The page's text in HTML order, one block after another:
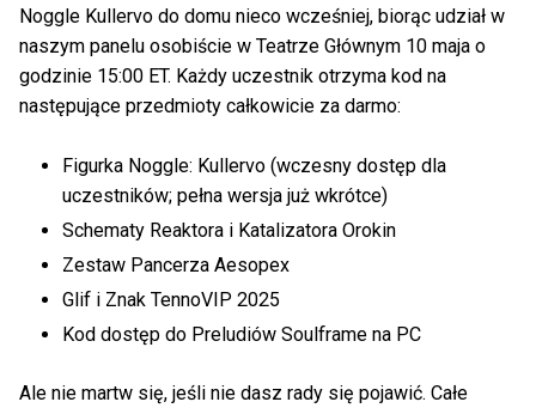
Noggle Kullervo do domu nieco wcześniej, biorąc udział w
naszym panelu osobiście w Teatrze Głównym 10 maja o
godzinie 15:00 ET. Każdy uczestnik otrzyma kod na
następujące przedmioty całkowicie za darmo:
Figurka Noggle: Kullervo (wczesny dostęp dla
uczestników; pełna wersja już wkrótce)
Schematy Reaktora i Katalizatora Orokin
Zestaw Pancerza Aesopex
Glif i Znak TennoVIP 2025
Kod dostęp do Preludiów Soulframe na PC
Ale nie martw się, jeśli nie dasz rady się pojawić. Całe